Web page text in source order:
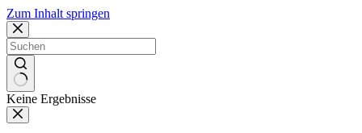
Zum Inhalt springen
Keine Ergebnisse